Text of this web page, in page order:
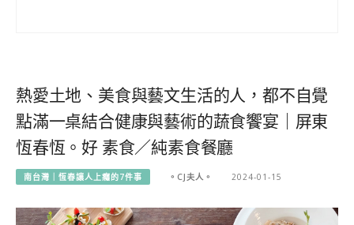
熱愛土地、美食與藝文生活的人，都不自覺
點滿一桌結合健康與藝術的蔬食饗宴｜屏東
恆春恆。好 素食／純素食餐廳
南台灣｜恆春讓人上癮的7件事 。CJ夫人。 2024-01-15